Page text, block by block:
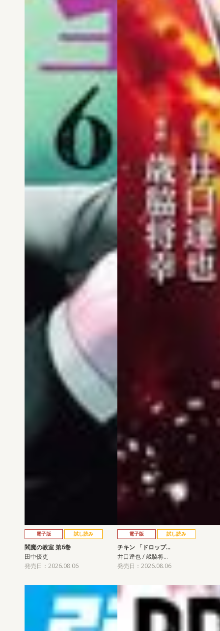
電子版 試し読み
閻魔の教室 第6巻
田中優吏
発売日：2026.08.06
電子版 試し読み
チキン 「ドロップ…
井口達也 / 歳脇将…
発売日：2026.08.06